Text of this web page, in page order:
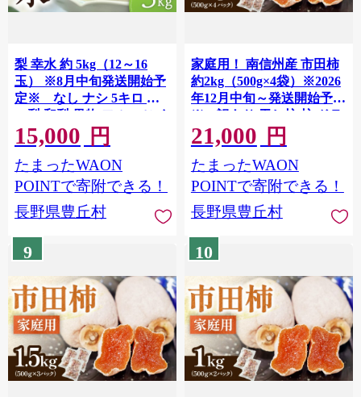
梨 幸水 約 5kg（12～16
玉） ※8月中旬発送開始予
定※ なし ナシ 5キロ 旬
の梨 和梨 果物 フルーツ く
だもの 長野県 南信州
15,000 円
たまったWAON
POINTで寄附できる！
長野県豊丘村
家庭用！ 南信州産 市田柿
約2kg（500g×4袋）※2026
年12月中旬～発送開始予定
※ 訳あり 干し柿 柿 ドラ
イフルーツ フルーツ 果物
長野県 長野県産
21,000 円
たまったWAON
POINTで寄附できる！
長野県豊丘村
9 10